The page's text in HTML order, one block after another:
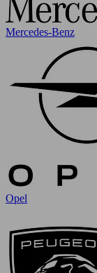
Mercedes-Benz
Opel